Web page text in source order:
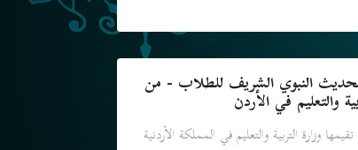
النبوي الشريف للطلاب - من
والتعليم في الأردن
وزارة التربية والتعليم في المملكة الأردنية